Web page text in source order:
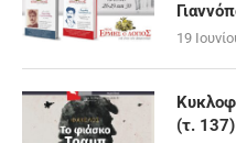
19
(τ. 137)